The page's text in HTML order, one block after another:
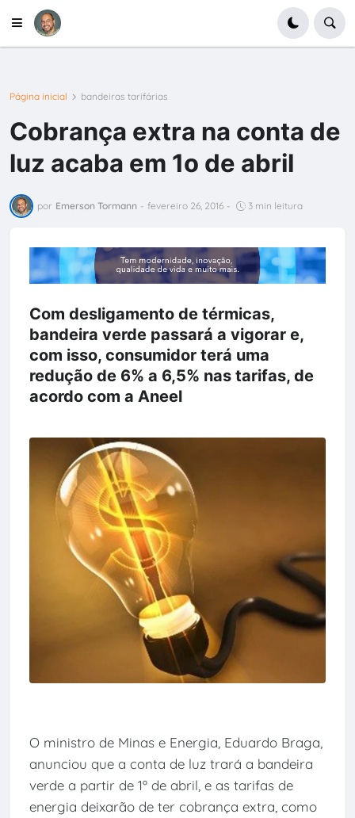
Página inicial bandeiras tarifárias
Cobrança extra na conta de
luz acaba em 1o de abril
por Emerson Tormann - fevereiro 26, 2016 - 3 min leitura
Com desligamento de térmicas,
bandeira verde passará a vigorar e,
com isso, consumidor terá uma
redução de 6% a 6,5% nas tarifas, de
acordo com a Aneel
O ministro de Minas e Energia, Eduardo Braga,
anunciou que a conta de luz trará a bandeira
verde a partir de 1º de abril, e as tarifas de
energia deixarão de ter cobrança extra, como